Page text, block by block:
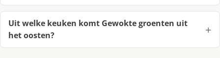
Uit welke keuken komt Gewokte groenten uit
het oosten?